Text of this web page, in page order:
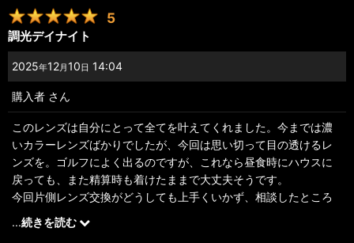
5
調光デイナイト
2025年12月 10日 14:04
購入者 さん
このレンズは自分にとって全てを叶えてくれました。今までは濃
いカラーレンズばかりでしたが、今回は思い切って目の透けるレ
ンズを。ゴルフによく出るのですが、これなら昼食時にハウスに
戻っても、また精算時も着けたままで大丈夫そうです。
今回片側レンズ交換がどうしても上手くいかず、相談したところ
完璧になって戻ってまいりました。皆様には感謝しかありませ
ん。このレンズもストアも自信をもってお薦めできます。
...続きを読む